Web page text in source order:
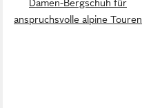
Damen-Bergschuh für
anspruchsvolle alpine Touren